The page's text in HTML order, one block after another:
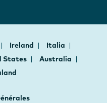
Ireland
Italia
States
Australia